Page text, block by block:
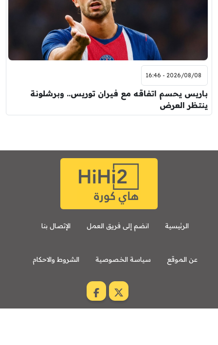
2026/08/08 - 16:46
باريس يحسم اتفاقه مع فيران توريس.. وبرشلونة
ينتظر العرض
الرئيسية انضم إلى فريق العمل الإتصال بنا
عن الموقع سياسة الخصوصية الشروط والاحكام